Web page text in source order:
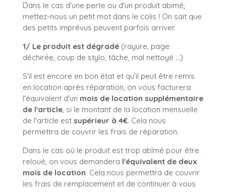
Dans le cas d'une perte ou d'un produit abimé,
mettez-nous un petit mot dans le colis ! On sait que
des petits imprévus peuvent parfois arriver.
1/ Le produit est dégradé (rayure, page
déchirée, coup de stylo, tâche, mal nettoyé ...)
S'il est encore en bon état et qu'il peut être remis
en location après réparation, on vous facturera
l'équivalent d'un mois de location supplémentaire
de l'article, si le montant de la location mensuelle
de l'article est supérieur à 4€. Cela nous
permettra de couvrir les frais de réparation.
Dans le cas où le produit est trop abîmé pour être
reloué, on vous demandera l'équivalent de deux
mois de location. Cela nous permettra de couvrir
les frais de remplacement et de continuer à vous